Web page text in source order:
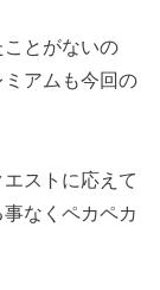
とがないの
アムも今回の
ストに応えて
なくペカペカ